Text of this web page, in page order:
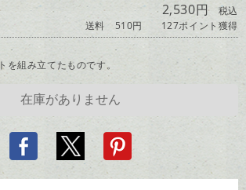
2,530円税込
送料 510円
127ポイント獲得
組み立てたものです。